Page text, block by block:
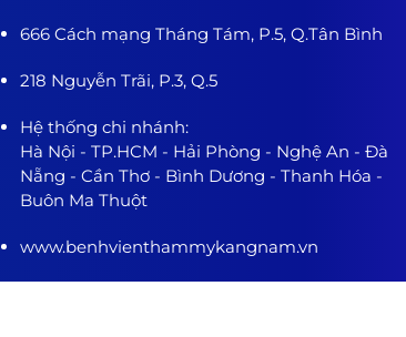
666 Cách mạng Tháng Tám, P.5, Q.Tân Bình
218 Nguyễn Trãi, P.3, Q.5
Hệ thống chi nhánh:
Hà Nội - TP.HCM - Hải Phòng - Nghệ An - Đà
Nẵng - Cần Thơ - Bình Dương - Thanh Hóa -
Buôn Ma Thuột
www.benhvienthammykangnam.vn